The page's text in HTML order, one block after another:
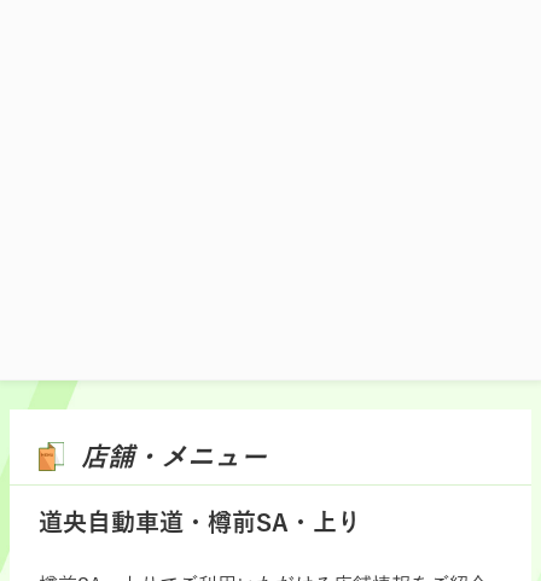
店舗・メニュー
道央自動車道・樽前SA・上り